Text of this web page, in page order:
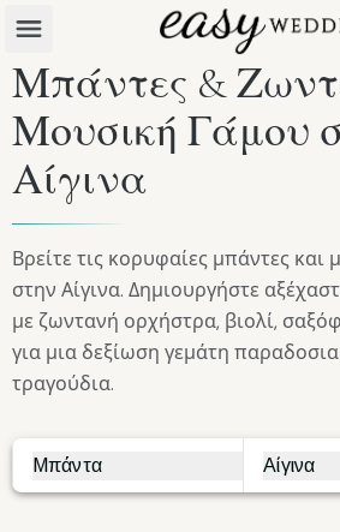
Μπάντες &
Μουσική Γάμου
Αίγινα
Βρείτε τις κορυφαίες μπάντες και
στην Αίγινα. Δημιουργήστε
με ζωντανή ορχήστρα, βιολί,
για μια δεξίωση γεμάτη
τραγούδια.
Μπάντα Αίγινα